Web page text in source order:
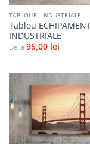
TABLOURI INDUSTRIALE
Tablou
INDUSTRIALE
De la 95,00 lei